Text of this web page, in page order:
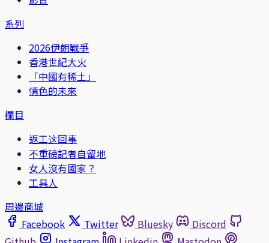
系列
2026伊朗戰爭
香港世紀大火
「中國有稀土」
情色的未來
欄目
返工这回事
不重磅記者自留地
女人沒有國家？
工具人
周邊商城
Facebook
Twitter Bluesky
Discord